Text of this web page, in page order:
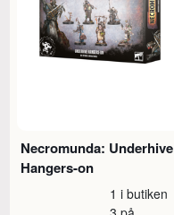
Necromunda: Underhive
Hangers-on
1 i butiken